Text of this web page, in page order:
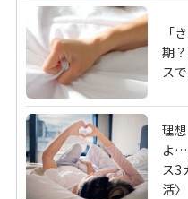
「
期
ス
理
よ…
ス3
活〉